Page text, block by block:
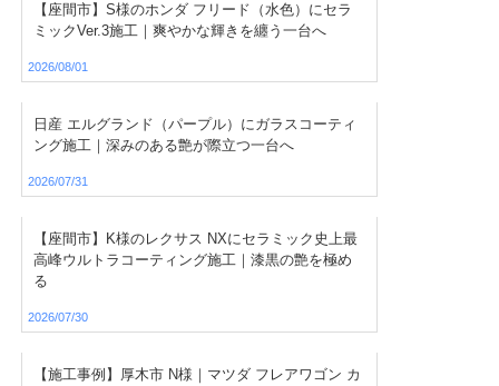
【座間市】S様のホンダ フリード（水色）にセラ
ミックVer.3施工｜爽やかな輝きを纏う一台へ
2026/08/01
日産 エルグランド（パープル）にガラスコーティ
ング施工｜深みのある艶が際立つ一台へ
2026/07/31
【座間市】K様のレクサス NXにセラミック史上最
高峰ウルトラコーティング施工｜漆黒の艶を極め
る
2026/07/30
【施工事例】厚木市 N様｜マツダ フレアワゴン カ